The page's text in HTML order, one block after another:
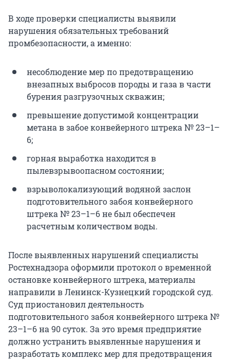
В ходе проверки специалисты выявили
нарушения обязательных требований
промбезопасности, а именно:
несоблюдение мер по предотвращению
внезапных выбросов породы и газа в части
бурения разгрузочных скважин;
превышение допустимой концентрации
метана в забое конвейерного штрека № 23–1–
6;
горная выработка находится в
пылевзрывоопасном состоянии;
взрыволокализующий водяной заслон
подготовительного забоя конвейерного
штрека № 23–1–6 не был обеспечен
расчетным количеством воды.
После выявленных нарушений специалисты
Ростехнадзора оформили протокол о временной
остановке конвейерного штрека, материалы
направили в Ленинск-Кузнецкий городской суд.
Суд приостановил деятельность
подготовительного забоя конвейерного штрека №
23–1–6 на 90 суток. За это время предприятие
должно устранить выявленные нарушения и
разработать комплекс мер для предотвращения